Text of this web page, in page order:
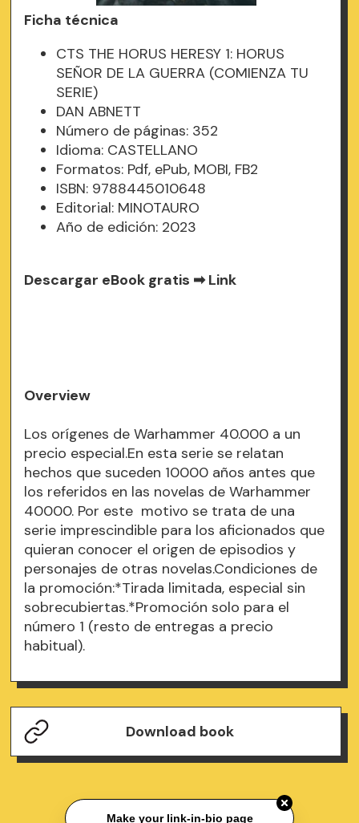
Ficha técnica
CTS THE HORUS HERESY 1: HORUS
SEÑOR DE LA GUERRA (COMIENZA TU
SERIE)
DAN ABNETT
Número de páginas: 352
Idioma: CASTELLANO
Formatos: Pdf, ePub, MOBI, FB2
ISBN: 9788445010648
Editorial: MINOTAURO
Año de edición: 2023
Descargar eBook gratis ➡Link
Overview
Los orígenes de Warhammer 40.000 a un
precio especial.En esta serie se relatan
hechos que suceden 10000 años antes que
los referidos en las novelas de Warhammer
40000. Por este motivo se trata de una
serie imprescindible para los aficionados que
quieran conocer el origen de episodios y
personajes de otras novelas.Condiciones de
la promoción:*Tirada limitada, especial sin
sobrecubiertas.*Promoción solo para el
número 1 (resto de entregas a precio
habitual).
Download book
Make your link-in-bio page